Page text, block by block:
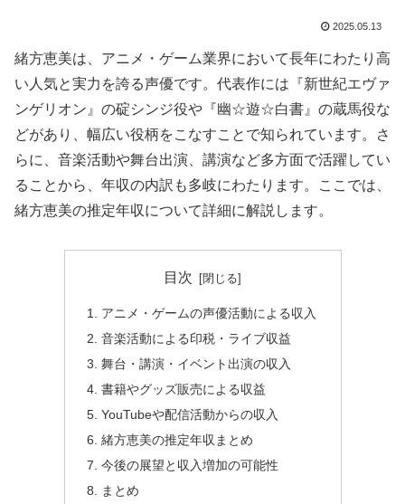
2025.05.13
緒方恵美は、アニメ・ゲーム業界において長年にわたり高
い人気と実力を誇る声優です。代表作には『新世紀エヴァ
ンゲリオン』の碇シンジ役や『幽☆遊☆白書』の蔵馬役な
どがあり、幅広い役柄をこなすことで知られています。さ
らに、音楽活動や舞台出演、講演など多方面で活躍してい
ることから、年収の内訳も多岐にわたります。ここでは、
緒方恵美の推定年収について詳細に解説します。
目次
アニメ・ゲームの声優活動による収入
音楽活動による印税・ライブ収益
舞台・講演・イベント出演の収入
書籍やグッズ販売による収益
YouTubeや配信活動からの収入
緒方恵美の推定年収まとめ
今後の展望と収入増加の可能性
まとめ